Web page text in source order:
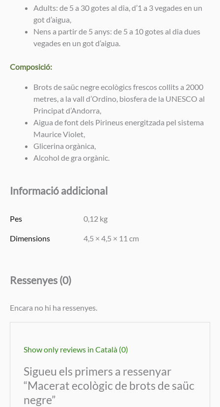
Adults: de 5 a 30 gotes al dia, d’1 a 3 vegades en un
got d’aigua,
Nens a partir de 5 anys: de 5 a 10 gotes al dia dues
vegades en un got d’aigua.
Composició:
Brots de saüc negre ecològics frescos collits a 2000
metres, a la vall d’Ordino, biosfera de la UNESCO al
Principat d’Andorra,
Aigua de font dels Pirineus energitzada pel sistema
Maurice Violet,
Glicerina orgànica,
Alcohol de gra orgànic.
Informació addicional
Pes 0,12 kg
Dimensions 4,5 × 4,5 × 11 cm
Ressenyes (0)
Encara no hi ha ressenyes.
Show only reviews in Català (0)
Sigueu els primers a ressenyar
“Macerat ecològic de brots de saüc
negre”